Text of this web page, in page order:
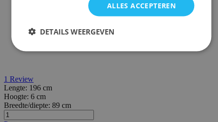
1 Review
Lengte: 196 cm
Hoogte: 6 cm
Breedte/diepte: 89 cm
ALLES ACCEPTEREN
DETAILS WEERGEVEN